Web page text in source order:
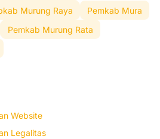
Murung Raya
Pemkab Mura
Pemkab Murung Rata
Website
Legalitas